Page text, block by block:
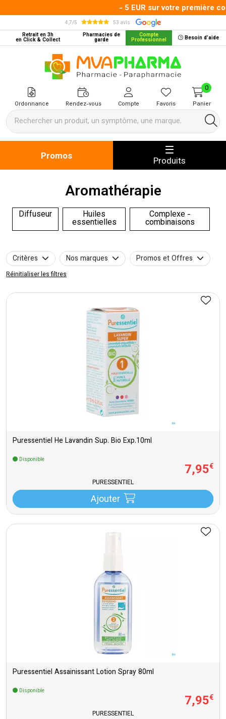
- 5 EUR sur votre première
4,7/5
53 avis
Retrait en 3h
en Click & Collect
Pharmacies de
garde
Compte
Professionnel Besoin d’aide
MVA Pharma Votre pharmacie
Ordonnance Rendez-vous Compte Favoris Panier
0
Promos Produits
Aromathérapie
Diffuseur Huiles
essentielles
Complexe -
combinaisons
Critères Nos marques Promos et Offres
Réinitialiser les filtres
Puressentiel He Lavandin Sup. Bio Exp.10ml
Disponible
7,95€
PURESSENTIEL
Ajouter
Puressentiel Assainissant Lotion Spray 80ml
Disponible
7,95€
PURESSENTIEL